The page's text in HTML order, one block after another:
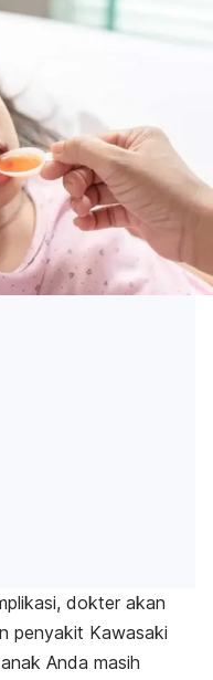
dokter akan
penyakit Kawasaki
Anda masih